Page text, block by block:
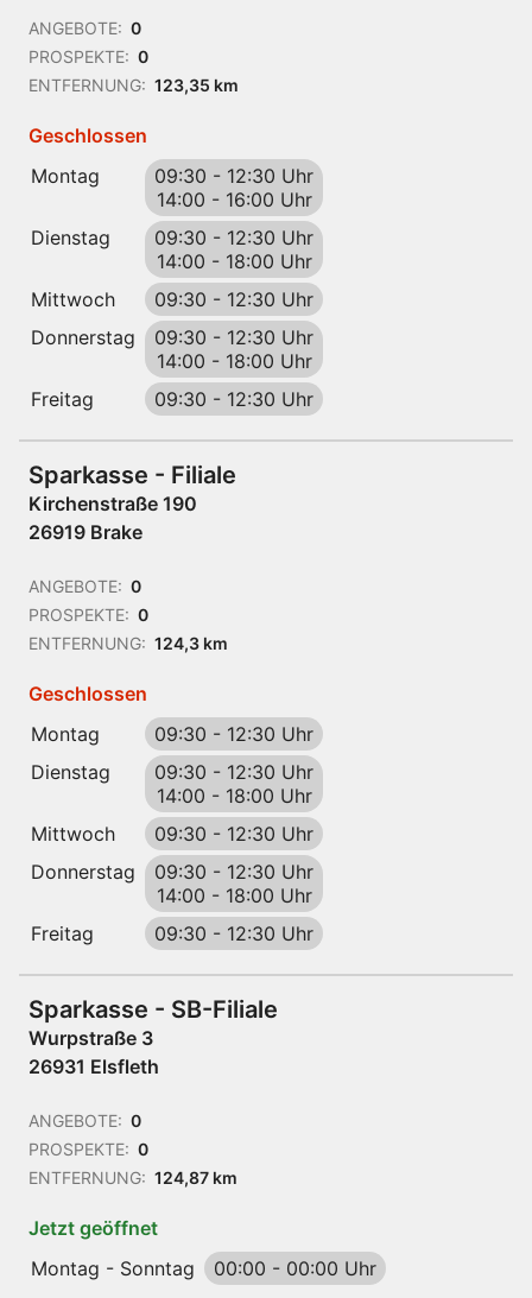
ANGEBOTE: 0
PROSPEKTE: 0
ENTFERNUNG: 123,35 km
Geschlossen
Montag
09:30 - 12:30 Uhr
14:00 - 16:00 Uhr
Dienstag
09:30 - 12:30 Uhr
14:00 - 18:00 Uhr
Mittwoch
09:30 - 12:30 Uhr
Donnerstag
09:30 - 12:30 Uhr
14:00 - 18:00 Uhr
Freitag
09:30 - 12:30 Uhr
Sparkasse - Filiale
Kirchenstraße 190
26919 Brake
ANGEBOTE: 0
PROSPEKTE: 0
ENTFERNUNG: 124,3 km
Geschlossen
Montag
09:30 - 12:30 Uhr
Dienstag
09:30 - 12:30 Uhr
14:00 - 18:00 Uhr
Mittwoch
09:30 - 12:30 Uhr
Donnerstag
09:30 - 12:30 Uhr
14:00 - 18:00 Uhr
Freitag
09:30 - 12:30 Uhr
Sparkasse - SB-Filiale
Wurpstraße 3
26931 Elsfleth
ANGEBOTE: 0
PROSPEKTE: 0
ENTFERNUNG: 124,87 km
Jetzt geöffnet
Montag - Sonntag
00:00 - 00:00 Uhr